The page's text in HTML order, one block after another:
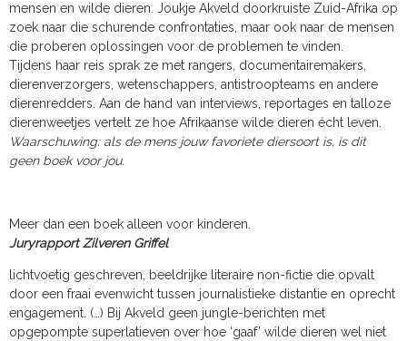
mensen en wilde dieren. Joukje Akveld doorkruiste Zuid-Afrika op
zoek naar die schurende confrontaties, maar ook naar de mensen
die proberen oplossingen voor de problemen te vinden.
Tijdens haar reis sprak ze met rangers, documentairemakers,
dierenverzorgers, wetenschappers, antistroopteams en andere
dierenredders. Aan de hand van interviews, reportages en talloze
dierenweetjes vertelt ze hoe Afrikaanse wilde dieren écht leven.
Waarschuwing: als de mens jouw favoriete diersoort is, is dit
geen boek voor jou.
Meer dan een boek alleen voor kinderen.
Juryrapport Zilveren Griffel
lichtvoetig geschreven, beeldrijke literaire non-fictie die opvalt
door een fraai evenwicht tussen journalistieke distantie en oprecht
engagement. (…) Bij Akveld geen jungle-berichten met
opgepompte superlatieven over hoe ‘gaaf’ wilde dieren wel niet